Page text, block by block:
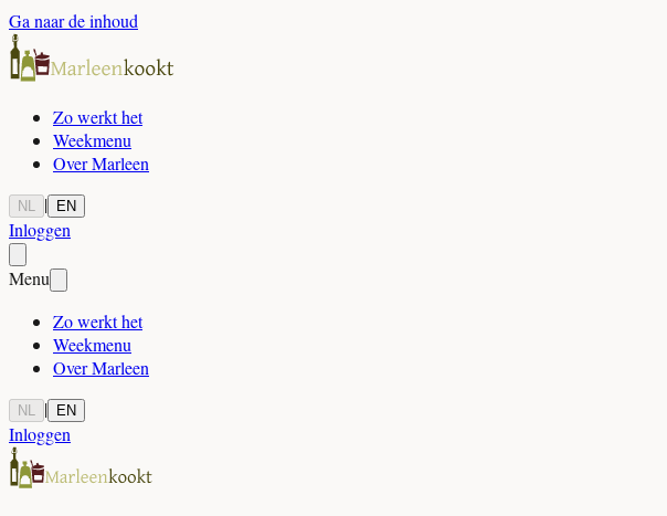
Ga naar de inhoud
Zo werkt het
Weekmenu
Over Marleen
NL | EN
Inloggen
Menu
Zo werkt het
Weekmenu
Over Marleen
NL | EN
Inloggen